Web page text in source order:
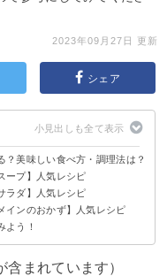
2023年09月27日 更新
シェア
美味しい食べ方・調理法は？
すめ
ープ】人気レシピ
ラダ】人気レシピ
インのおかず】人気レシピ
よう！
含まれています）